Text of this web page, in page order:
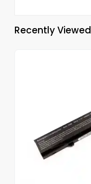
Recently Viewed